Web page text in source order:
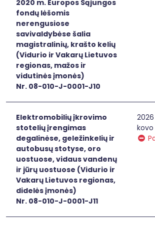
2020 m. Europos Sąjungos
fondų lėšomis
nerengusiose
savivaldybėse šalia
magistralinių, krašto kelių
(Vidurio ir Vakarų Lietuvos
regionas, mažos ir
vidutinės įmonės)
Nr. 08-010-J-0001-J10
Elektromobilių įkrovimo
stotelių įrengimas
degalinėse, geležinkelių ir
autobusų stotyse, oro
uostuose, vidaus vandenų
ir jūrų uostuose (Vidurio ir
Vakarų Lietuvos regionas,
didelės įmonės)
Nr. 08-010-J-0001-J11
kovo